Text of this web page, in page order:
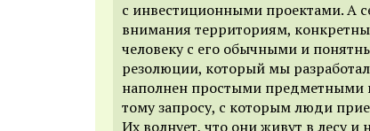
с инвестиционными проектами. А
внимания территориям,
человеку с его обычными и
резолюции, который мы
наполнен простыми предметными
тому запросу, с которым люди
Их волнует, что они живут в лесу и